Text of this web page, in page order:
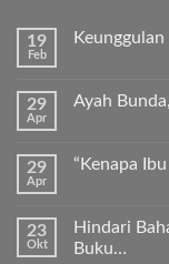
19
Feb
pada
Premium
29
Apr
Ayah
pada
ajari
kita
29
Apr
“Kenapa
pada
“Kenapa
23
Okt
Hindari
Buku…